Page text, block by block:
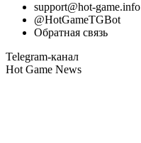
support@hot-game.info
@HotGameTGBot
Обратная связь
Telegram-канал
Hot Game News